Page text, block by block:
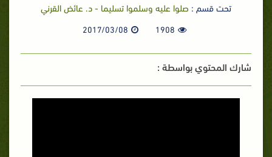
تحت قسم : صلوا عليه وسلموا تسليما - د. عائض القرني
1908
2017/03/08
شارك المحتوي بواسطة :